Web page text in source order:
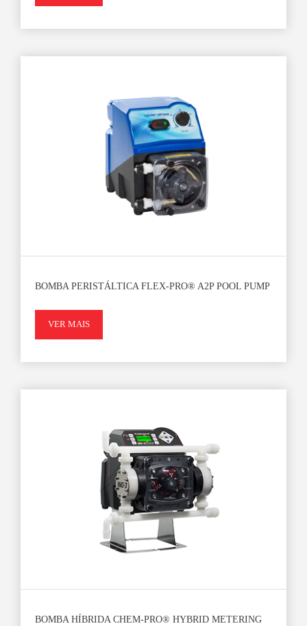
BOMBA PERISTÁLTICA FLEX-PRO® A2P POOL PUMP
VER MAIS
BOMBA HÍBRIDA CHEM-PRO® HYBRID METERING